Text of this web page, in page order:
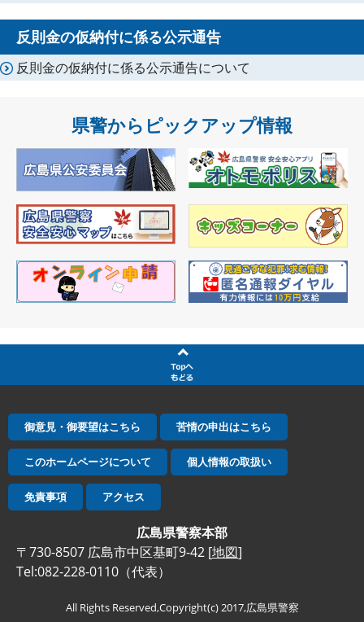
反則金の仮納付に係る公示通告
反則金の仮納付に係る公示通告について
県警からピックアップ情報
御意見・御要望はこちら 苦情の申出はこちら
このホームページについて 個人情報の取扱い
免責事項 アクセス
広島県警察本部
〒730-8507 広島市中区基町9-42 [地図]
Tel:082-228-0110（代表）
All Rights Reserved,Copyright(c) 2017,広島県警察